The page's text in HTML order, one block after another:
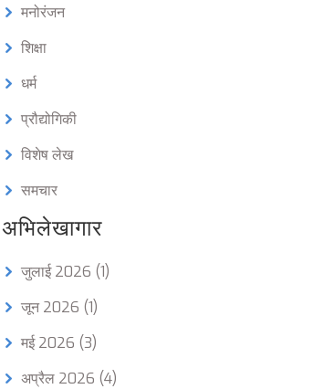
मनोरंजन
शिक्षा
धर्म
प्रौद्योगिकी
विशेष लेख
समचार
अभिलेखागार
जुलाई 2026 (1)
जून 2026 (1)
मई 2026 (3)
अप्रैल 2026 (4)